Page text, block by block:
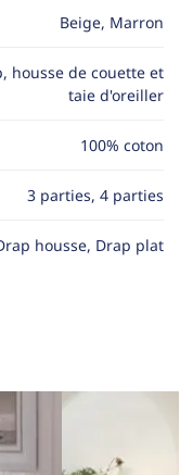
Beige, Marron
housse de couette et
taie d'oreiller
100% coton
3 parties, 4 parties
housse, Drap plat